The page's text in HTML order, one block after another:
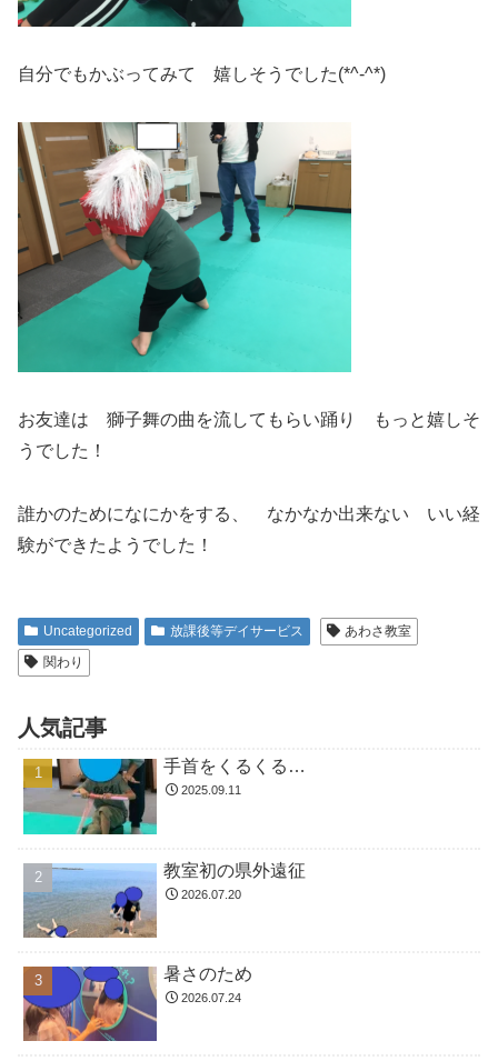
自分でもかぶってみて 嬉しそうでした(*^-^*)
お友達は 獅子舞の曲を流してもらい踊り もっと嬉しそ
うでした！
誰かのためになにかをする、 なかなか出来ない いい経
験ができたようでした！
Uncategorized 放課後等デイサービス
あわさ教室
関わり
人気記事
手首をくるくる…
2025.09.11
教室初の県外遠征
2026.07.20
暑さのため
2026.07.24